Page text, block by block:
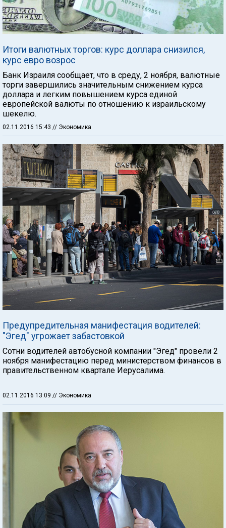
Итоги валютных торгов: курс доллара снизился,
курс евро возрос
Банк Израиля сообщает, что в среду, 2 ноября, валютные
торги завершились значительным снижением курса
доллара и легким повышением курса единой
европейской валюты по отношению к израильскому
шекелю.
02.11.2016 15:43 // Экономика
Предупредительная манифестация водителей:
"Эгед" угрожает забастовкой
Сотни водителей автобусной компании "Эгед" провели 2
ноября манифестацию перед министерством финансов в
правительственном квартале Иерусалима.
02.11.2016 13:09 // Экономика